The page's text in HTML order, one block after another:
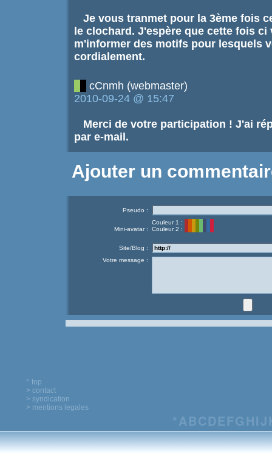
Je vous tranmet pour la 3ème fois
le clochard. J'espère que cette fois
m'informer des motifs pour lesquels
cordialement.
cCnmh (webmaster)
2010-09-24 @ 15:47
Merci de votre participation ! J'ai
par e-mail.
Ajouter un
Pseudo :
Mini-avatar :
Couleur 1 :
Couleur 2 :
Site/Blog :
Votre message :
^ top
> contact
> syndication
> mentions legales
*ABCDEFG HIJ